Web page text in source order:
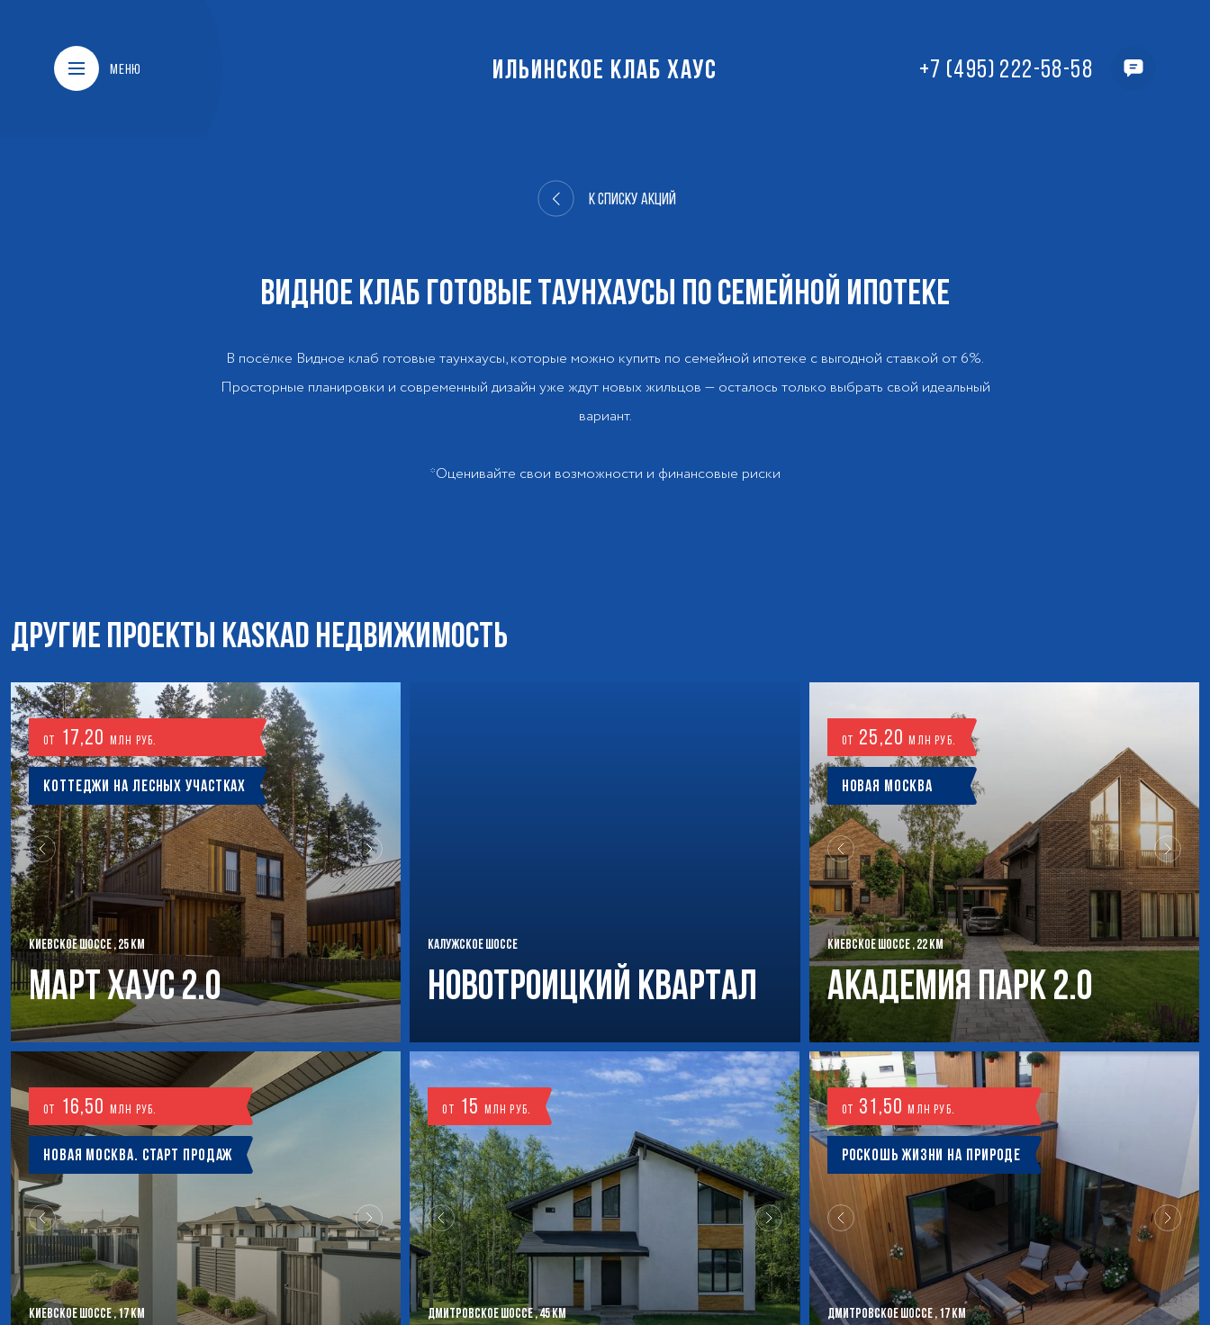
МЕНЮ ИЛЬИНСКОЕ КЛАБ ХАУС +7 (495) 222-58-58
К списку акций
ВИДНОЕ КЛАБ ГОТОВЫЕ ТАУНХАУСЫ ПО СЕМЕЙНОЙ ИПОТЕКЕ
В посёлке Видное клаб готовые таунхаусы, которые можно купить по семейной ипотеке с выгодной ставкой от 6%.
Просторные планировки и современный дизайн уже ждут новых жильцов — осталось только выбрать свой идеальный
вариант.
*Оценивайте свои возможности и финансовые риски
ДРУГИЕ ПРОЕКТЫ KASKAD НЕДВИЖИМОСТЬ
от 17,20 млн руб.
Коттеджи на лесных участках
КИЕВСКОЕ ШОССЕ , 25 КМ
Март Хаус 2.0
КАЛУЖСКОЕ ШОССЕ
Новотроицкий Квартал
от 25,20млн руб.
Новая Москва
КИЕВСКОЕ ШОССЕ , 22 КМ
Академия Парк 2.0
от 16,50 млн руб.
Новая Москва. Старт продаж
КИЕВСКОЕ ШОССЕ , 17 КМ
от 15 млн руб.
ДМИТРОВСКОЕ ШОССЕ , 45 КМ
от 31,50млн руб.
Роскошь жизни на природе
ДМИТРОВСКОЕ ШОССЕ , 17 КМ